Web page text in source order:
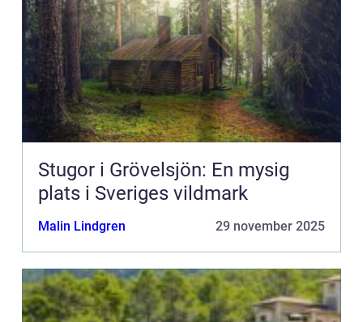
Stugor i Grövelsjön: En mysig
plats i Sveriges vildmark
Malin Lindgren 29 november 2025